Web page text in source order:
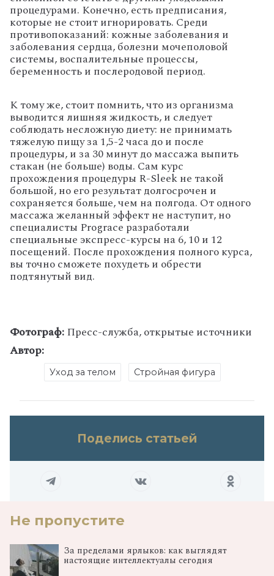
процедурами. Конечно, есть предписания,
которые не стоит игнорировать. Среди
противопоказаний: кожные заболевания и
заболевания сердца, болезни мочеполовой
системы, воспалительные процессы,
беременность и послеродовой период.
К тому же, стоит помнить, что из организма
выводится лишняя жидкость, и следует
соблюдать несложную диету: не принимать
тяжелую пищу за 1,5-2 часа до и после
процедуры, и за 30 минут до массажа выпить
стакан (не больше) воды. Сам курс
прохождения процедуры R-Sleek не такой
большой, но его результат долгосрочен и
сохраняется больше, чем на полгода. От одного
массажа желанный эффект не наступит, но
специалисты Prograce разработали
специальные экспресс-курсы на 6, 10 и 12
посещений. После прохождения полного курса,
вы точно сможете похудеть и обрести
подтянутый вид.
Фотограф:Пресс-служба, открытые источники
Автор:
Уход за телом Стройная фигура
Поделись статьей
Не пропустите
За пределами ярлыков: как выглядят
настоящие интеллектуалы сегодня